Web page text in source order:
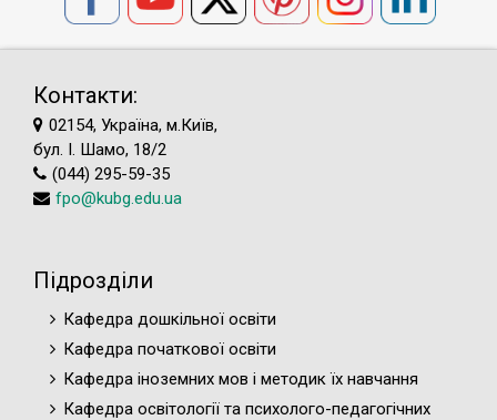
Контакти:
02154, Україна, м.Київ,
бул. І. Шамо, 18/2
(044) 295-59-35
fpo@kubg.edu.ua
Підрозділи
Кафедра дошкільної освіти
Кафедра початкової освіти
Кафедра іноземних мов і методик їх навчання
Кафедра освітології та психолого-педагогічних